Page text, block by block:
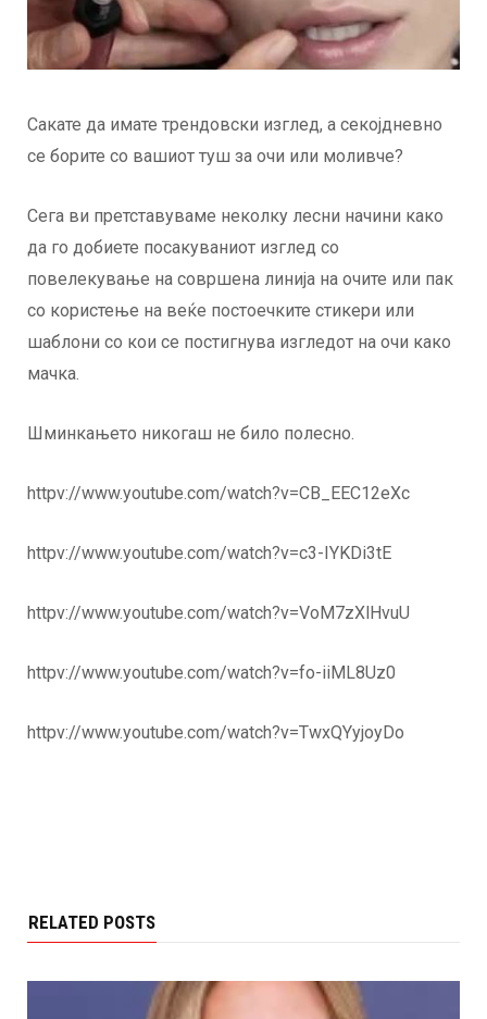
Сакате да имате трендовски изглед, а секојдневно
се борите со вашиот туш за очи или моливче?
Сега ви претставуваме неколку лесни начини како
да го добиете посакуваниот изглед со
повелекување на совршена линија на очите или пак
со користење на веќе постоечките стикери или
шаблони со кои се постигнува изгледот на очи како
мачка.
Шминкањето никогаш не било полесно.
httpv://www.youtube.com/watch?v=CB_EEC12eXc
httpv://www.youtube.com/watch?v=c3-IYKDi3tE
httpv://www.youtube.com/watch?v=VoM7zXlHvuU
httpv://www.youtube.com/watch?v=fo-iiML8Uz0
httpv://www.youtube.com/watch?v=TwxQYyjoyDo
RELATED POSTS